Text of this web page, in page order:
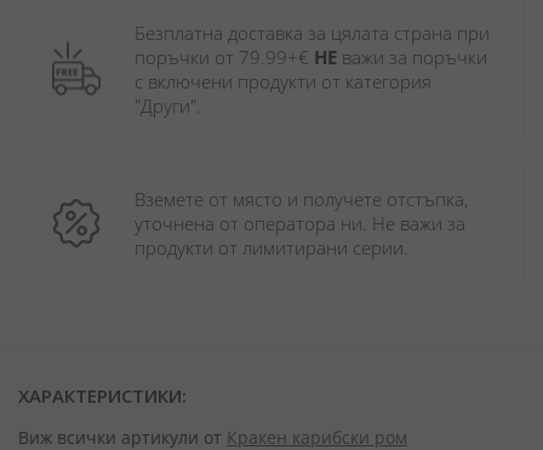
Безплатна доставка за цялата страна при
поръчки от 79.99+€ НЕ важи за поръчки
с включени продукти от категория
"Други".
Вземете от място и получете отстъпка,
уточнена от оператора ни. Не важи за
продукти от лимитирани серии.
ХАРАКТЕРИСТИКИ:
Виж всички артикули от Кракен карибски ром